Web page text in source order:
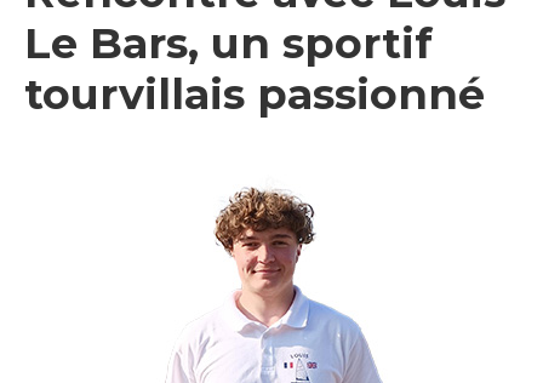
Le Bars, un sportif
tourvillais passionné